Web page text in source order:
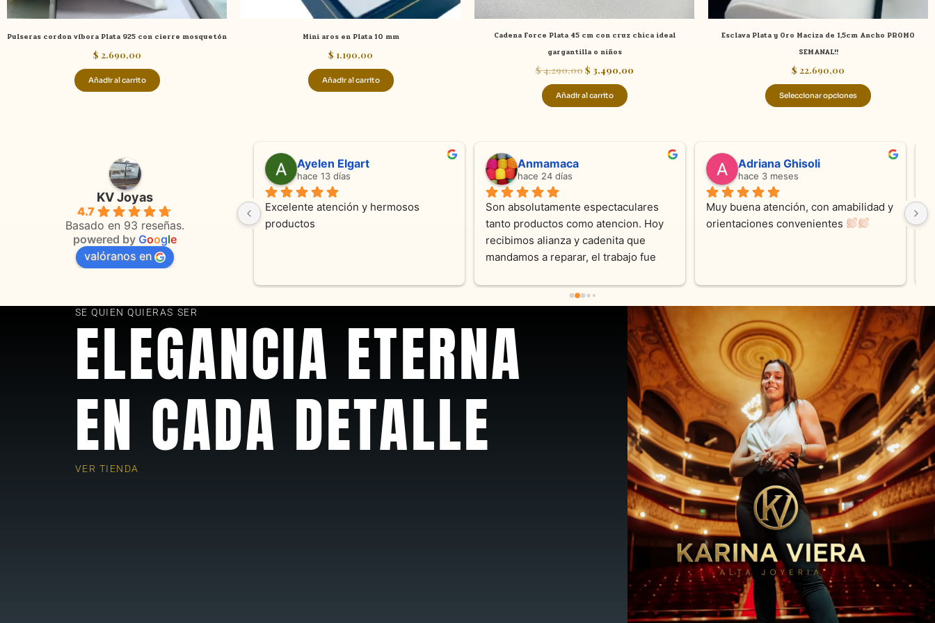
Pulseras cordon víbora Plata 925 con cierre mosquetón
$ 2.690,00
Añadir al carrito
Mini aros en Plata 10 mm
$ 1.190,00
Añadir al carrito
Cadena Force Plata 45 cm con cruz chica ideal
gargantilla o niños
$4.290,00$ 3.490,00
Añadir al carrito
Esclava Plata y Oro Maciza de 1,5cm Ancho PROMO
SEMANAL!!
$ 22.690,00
Seleccionar opciones
página
de
producto
KV Joyas
4.7
Basado en 93 reseñas.
powered by Google
valóranos en
Adriana Ghisoli
hace 3 meses
Muy buena atención, con amabilidad y
orientaciones convenientes
Sandra Ramos
hace 4 meses
Excelente atención !!!!!Nos asesoraron
en todo momento con dedicación.
Laura A
hace 5 meses
Desde el inicio soy clienta de KV
Joyas y siempre muy conforme con
sus productos. Una Belleza cada
pieza y siempre satisfecha con los
recomendable
valentina silva
hace 6 meses
Muy linda atención, me encanta!!!Es la
segunda vez q compro, siempre
SE QUIEN QUIERAS SER
ELEGANCIA ETERNA
EN CADA DETALLE
VER TIENDA